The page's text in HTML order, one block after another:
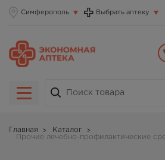
Симферополь Выбрать аптеку
Главная
Каталог
Прочие лечебно-профилактические